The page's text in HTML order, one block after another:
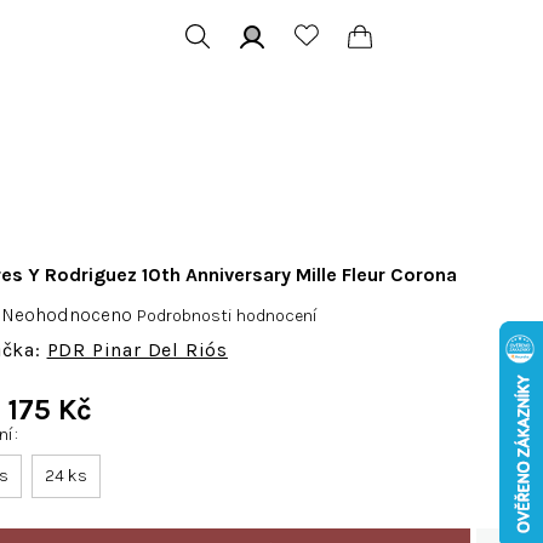
PDR Pinar Del Riós
Y Rodriguez 10th Anniversary Mille Fleur Corona
Průměrné
Neohodnoceno Podrobnosti hodnocení
24 ks
175 Kč